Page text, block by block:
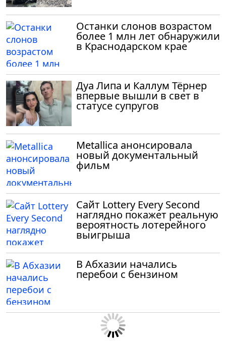
Останки слонов возрастом
более 1 млн лет обнаружили
в Краснодарском крае
Дуа Липа и Каллум Тёрнер
впервые вышли в свет в
статусе супругов
Metallica анонсировала
новый документальный
фильм
Сайт Lottery Every Second
наглядно покажет реальную
вероятность лотерейного
выигрыша
В Абхазии начались
перебои с бензином